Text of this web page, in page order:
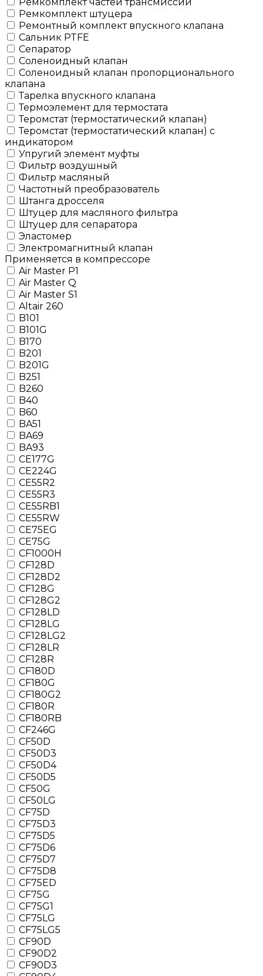
Ремкомплект штуцера
Ремонтный комплект впускного клапана
Сальник PTFE
Сепаратор
Соленоидный клапан
Соленоидный клапан пропорционального
клапана
Тарелка впускного клапана
Термоэлемент для термостата
Теромстат (термостатический клапан)
Теромстат (термостатический клапан) с
индикатором
Упругий элемент муфты
Фильтр воздушный
Фильтр масляный
Частотный преобразователь
Штанга дросселя
Штуцер для масляного фильтра
Штуцер для сепаратора
Эластомер
Электромагнитный клапан
Применяется в компрессоре
Air Master P1
Air Master Q
Air Master S1
Altair 260
B101
B101G
B170
B201
B201G
B251
B260
B40
B60
BA51
BA69
BA93
CE177G
CE224G
CE55R2
CE55R3
CE55RB1
CE55RW
CE75EG
CE75G
CF1000H
CF128D
CF128D2
CF128G
CF128G2
CF128LD
CF128LG
CF128LG2
CF128LR
CF128R
CF180D
CF180G
CF180G2
CF180R
CF180RB
CF246G
CF50D
CF50D3
CF50D4
CF50D5
CF50G
CF50LG
CF75D
CF75D3
CF75D5
CF75D6
CF75D7
CF75D8
CF75ED
CF75G
CF75G1
CF75LG
CF75LG5
CF90D
CF90D2
CF90D3